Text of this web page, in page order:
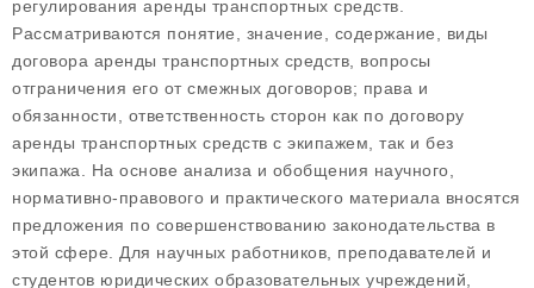
регулирования аренды транспортных средств.
Рассматриваются понятие, значение, содержание, виды
договора аренды транспортных средств, вопросы
отграничения его от смежных договоров; права и
обязанности, ответственность сторон как по договору
аренды транспортных средств с экипажем, так и без
экипажа. На основе анализа и обобщения научного,
нормативно-правового и практического материала вносятся
предложения по совершенствованию законодательства в
этой сфере. Для научных работников, преподавателей и
студентов юридических образовательных учреждений,